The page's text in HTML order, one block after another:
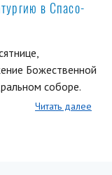
в Спасо-
Божественной
соборе.
Читать далее